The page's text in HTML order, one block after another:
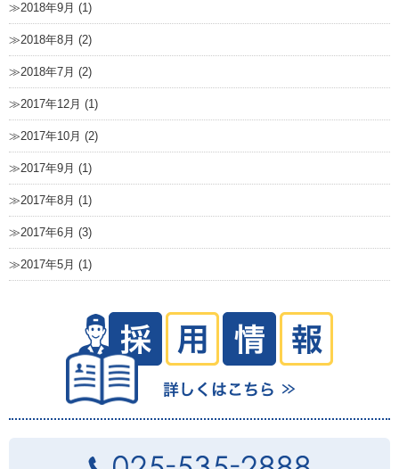
2018年9月 (1)
2018年8月 (2)
2018年7月 (2)
2017年12月 (1)
2017年10月 (2)
2017年9月 (1)
2017年8月 (1)
2017年6月 (3)
2017年5月 (1)